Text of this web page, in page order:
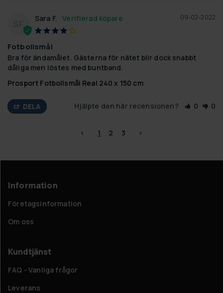
09-02-2022
Sara F.
Fotbollsmål
Bra för ändamålet. Gästerna för nätet blir dock snabbt
dåliga men löstes med buntband.
Prosport Fotbollsmål Real 240 x 150 cm
DELA Hjälpte den här recensionen? 0 0
< 1 2 3 >
Information
Företagsinformation
Om oss
Kundtjänst
FAQ - Vanliga frågor
Leverans